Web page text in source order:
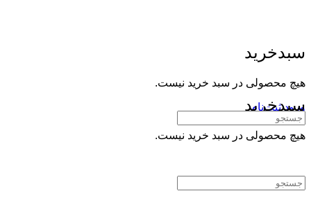
سبدخرید
هیچ محصولی در سبد خرید نیست.
ورود ثبت‌نام
سبدخرید
هیچ محصولی در سبد خرید نیست.
جستجوی:
جستجوی: